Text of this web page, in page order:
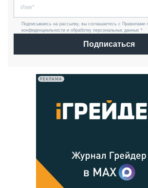
Подписываясь на рассылку, вы соглашаетесь с Правилами
конфиденциальности и обработку персональных данных *
Подписаться
РЕКЛАМА